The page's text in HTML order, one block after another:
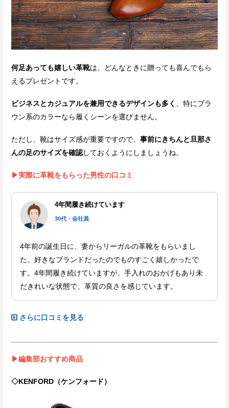
何足あっても嬉しい革靴は、どんなときに贈っても喜んでもら
えるプレゼントです。
ビジネスとカジュアルを兼用できるデザインも多く
、特にブラ
ウン系のカラーなら履くシーンを選びません。
ただし、靴はサイズ感が重要ですので、 事前にきちんと旦那さ
んの足のサイズを確認しておくようにしましょうね。
▶実際に革靴をもらった男性の口コミ
4年間履き続けています
30代・会社員
4年前の誕生日に、妻からリーガルの革靴をもらいまし
た。好きなブランドだったのでものすごく嬉しかったで
す。4年間履き続けていますが、手入れのおかげもあり未
だきれいな状態で、革質の良さを感じています。
さらに口コミを見る
▶編集部おすすめ商品
◇KENFORD（ケンフォード）